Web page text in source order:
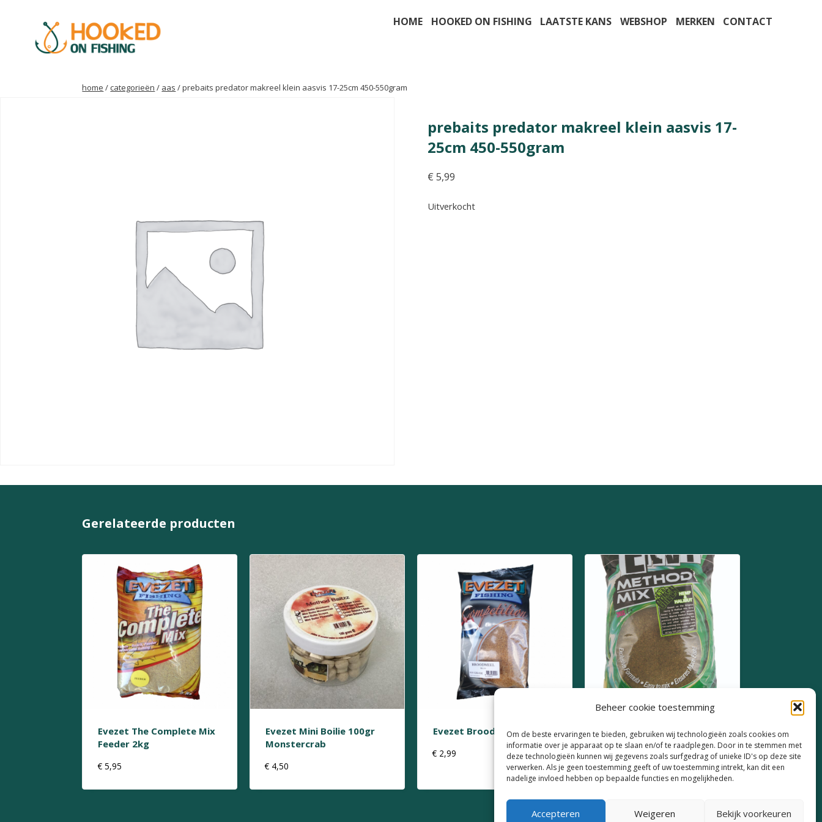
Beheer cookie toestemming
Om de beste ervaringen te bieden, gebruiken wij technologieën zoals cookies om
informatie over je apparaat op te slaan en/of te raadplegen. Door in te stemmen met
deze technologieën kunnen wij gegevens zoals surfgedrag of unieke ID's op deze site
verwerken. Als je geen toestemming geeft of uw toestemming intrekt, kan dit een
nadelige invloed hebben op bepaalde functies en mogelijkheden.
Accepteren Weigeren Bekijk voorkeuren
HOME HOOKED ON FISHING LAATSTE KANS WEBSHOP MERKEN CONTACT
home / categorieën / aas / prebaits predator makreel klein aasvis 17-25cm 450-550gram
prebaits predator makreel klein aasvis 17-
25cm 450-550gram
€ 5,99
Uitverkocht
Gerelateerde producten
Evezet The Complete Mix
Feeder 2kg
€5,95
Evezet Mini Boilie 100gr
Monstercrab
€ 4,50
Evezet Broodmeel Bruin
€ 2,99
Bait Tech Envy Method
Mix 2kg
€8,50